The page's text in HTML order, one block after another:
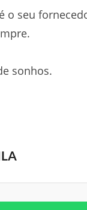
o seu
sonhos.